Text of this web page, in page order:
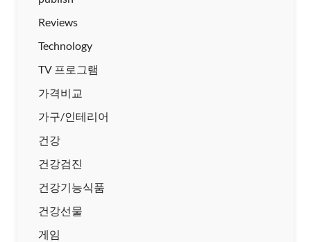
Reviews
Technology
TV 프로그램
가격비교
가구/인테리어
건강
건강검진
건강기능식품
건강선물
게임